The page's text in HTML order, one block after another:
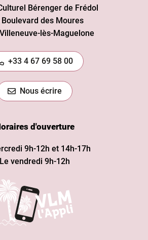
Bérenger de Frédol
des Moures
lès-Maguelone
+33 4 67 69 58 00
Nous écrire
d'ouverture
9h-12h et 14h-17h
Le vendredi 9h-12h